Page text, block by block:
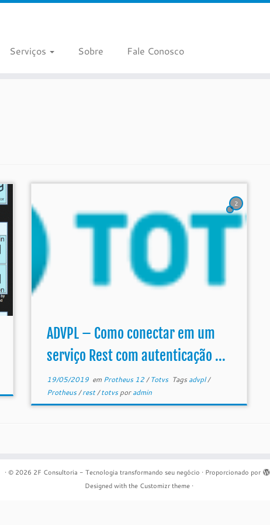
Serviços Sobre Fale Conosco
2
ADVPL – Como conectar em um
serviço Rest com autenticação ...
19/05/2019em Protheus 12/Totvs Tags advpl/
Protheus/rest/totvsporadmin
· © 2026 2F Consultoria - Tecnologia transformando seu negócio · Proporcionado por
Designed with the Customizr theme ·